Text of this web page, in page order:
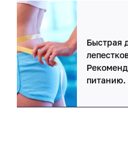
Быстрая
питанию.